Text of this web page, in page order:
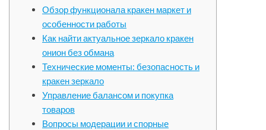
Обзор функционала кракен маркет и
особенности работы
Как найти актуальное зеркало кракен
онион без обмана
Технические моменты: безопасность и
кракен зеркало
Управление балансом и покупка
товаров
Вопросы модерации и спорные